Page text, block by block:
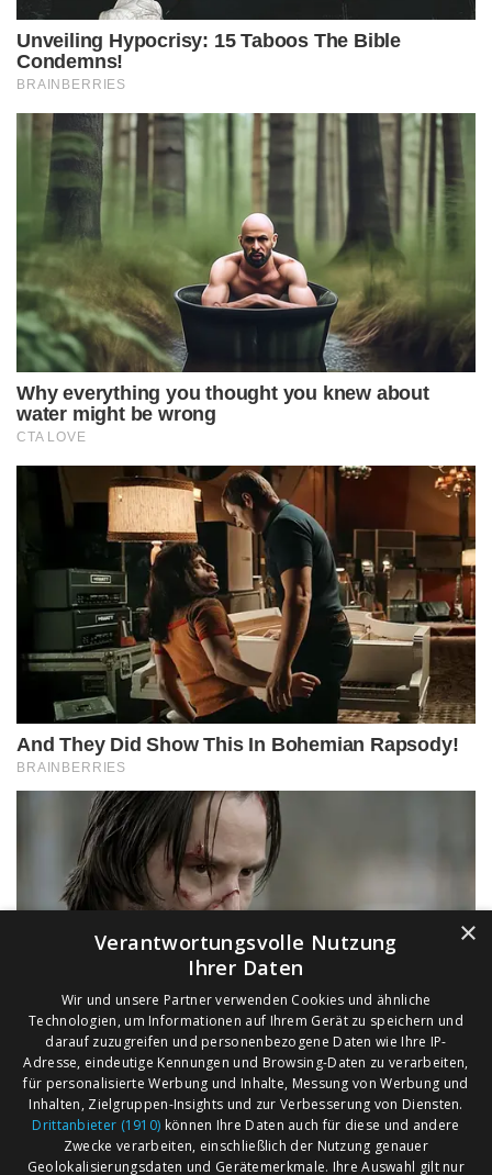
×
Verantwortungsvolle Nutzung
Ihrer Daten
Wir und unsere Partner verwenden Cookies und ähnliche
Technologien, um Informationen auf Ihrem Gerät zu speichern und
darauf zuzugreifen und personenbezogene Daten wie Ihre IP-
Adresse, eindeutige Kennungen und Browsing-Daten zu verarbeiten,
für personalisierte Werbung und Inhalte, Messung von Werbung und
Inhalten, Zielgruppen-Insights und zur Verbesserung von Diensten.
Drittanbieter (1910) können Ihre Daten auch für diese und andere
Zwecke verarbeiten, einschließlich der Nutzung genauer
Geolokalisierungsdaten und Gerätemerkmale. Ihre Auswahl gilt nur